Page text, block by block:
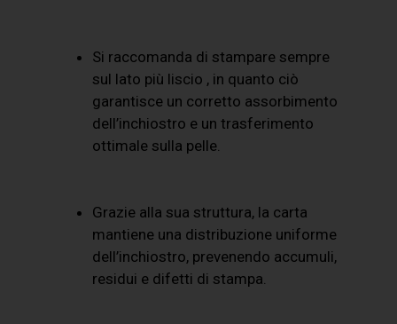
Si raccomanda di stampare sempre
sul lato più liscio , in quanto ciò
garantisce un corretto assorbimento
dell’inchiostro e un trasferimento
ottimale sulla pelle.
Grazie alla sua struttura, la carta
mantiene una distribuzione uniforme
dell’inchiostro, prevenendo accumuli,
residui e difetti di stampa.